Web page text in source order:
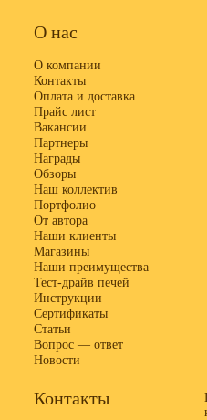
О нас
О компании
Контакты
Оплата и доставка
Прайс лист
Вакансии
Партнеры
Награды
Обзоры
Наш коллектив
Портфолио
От автора
Наши клиенты
Магазины
Наши преимущества
Тест-драйв печей
Инструкции
Сертификаты
Статьи
Вопрос — ответ
Новости
Контакты